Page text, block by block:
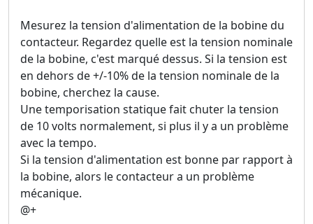
Mesurez la tension d'alimentation de la bobine du
contacteur. Regardez quelle est la tension nominale
de la bobine, c'est marqué dessus. Si la tension est
en dehors de +/-10% de la tension nominale de la
bobine, cherchez la cause.
Une temporisation statique fait chuter la tension
de 10 volts normalement, si plus il y a un problème
avec la tempo.
Si la tension d'alimentation est bonne par rapport à
la bobine, alors le contacteur a un problème
mécanique.
@+